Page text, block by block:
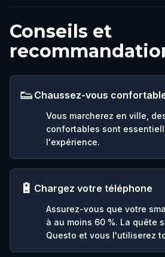
Conseils et
👟 Chaussez-vous
Vous marcherez en ville,
confortables sont
l'expérience.
🔋 Chargez votre téléphone
Assurez-vous que votre
à au moins 60 %. La quête
Questo et vous l'utiliserez